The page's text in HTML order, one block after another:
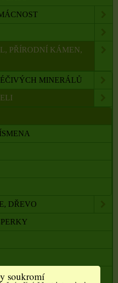
PŘÍRODNÍ KÁMEN,
MINERÁLŮ
DŘEVO
soukromí